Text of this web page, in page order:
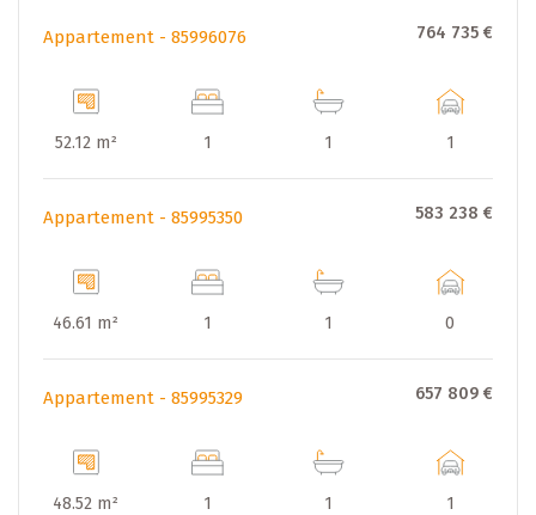
Appartement - 85996076 764 735 €
52.12 m² 1 1 1
Appartement - 85995350 583 238 €
46.61 m² 1 1 0
Appartement - 85995329 657 809 €
48.52 m² 1 1 1